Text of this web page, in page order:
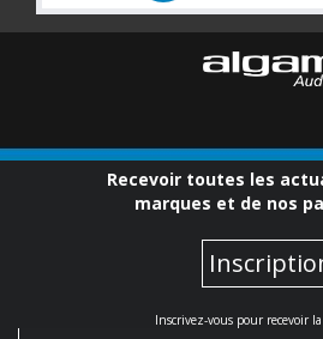
Recevoir toutes les
marques et de nos
Inscrivez-vous pour recevoir